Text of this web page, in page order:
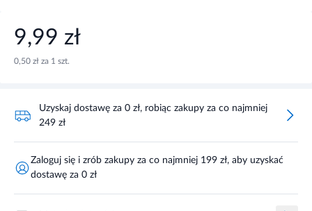
9,99 zł
0,50 zł za 1 szt.
Uzyskaj dostawę za 0 zł, robiąc zakupy za co najmniej
249 zł
Zaloguj się i zrób zakupy za co najmniej 199 zł, aby uzyskać
dostawę za 0 zł